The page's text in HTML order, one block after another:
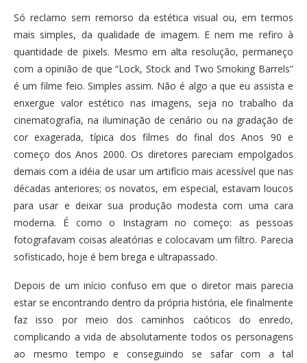
Só reclamo sem remorso da estética visual ou, em termos
mais simples, da qualidade de imagem. E nem me refiro à
quantidade de pixels. Mesmo em alta resolução, permaneço
com a opinião de que “Lock, Stock and Two Smoking Barrels”
é um filme feio. Simples assim. Não é algo a que eu assista e
enxergue valor estético nas imagens, seja no trabalho da
cinematografia, na iluminação de cenário ou na gradação de
cor exagerada, típica dos filmes do final dos Anos 90 e
começo dos Anos 2000. Os diretores pareciam empolgados
demais com a idéia de usar um artifício mais acessível que nas
décadas anteriores; os novatos, em especial, estavam loucos
para usar e deixar sua produção modesta com uma cara
moderna. É como o Instagram no começo: as pessoas
fotografavam coisas aleatórias e colocavam um filtro. Parecia
sofisticado, hoje é bem brega e ultrapassado.
Depois de um início confuso em que o diretor mais parecia
estar se encontrando dentro da própria história, ele finalmente
faz isso por meio dos caminhos caóticos do enredo,
complicando a vida de absolutamente todos os personagens
ao mesmo tempo e conseguindo se safar com a tal